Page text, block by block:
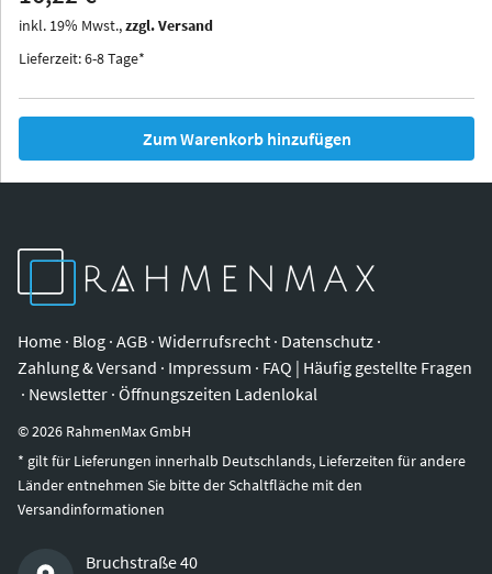
Iowa
inkl. 19% Mwst.,zzgl. Versand
Lieferzeit: 6-8 Tage*
Zum Warenkorb hinzufügen
Home · Blog · AGB · Widerrufsrecht · Datenschutz ·
Zahlung & Versand · Impressum · FAQ | Häufig gestellte Fragen
· Newsletter · Öffnungszeiten Ladenlokal
©2026 RahmenMax GmbH
* gilt für Lieferungen innerhalb Deutschlands, Lieferzeiten für andere
Länder entnehmen Sie bitte der Schaltfläche mit den
Versandinformationen
Bruchstraße 40